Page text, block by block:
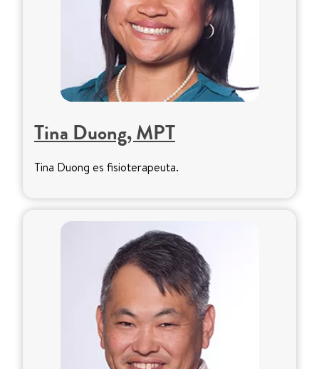
Tina Duong, MPT
Tina Duong es fisioterapeuta.